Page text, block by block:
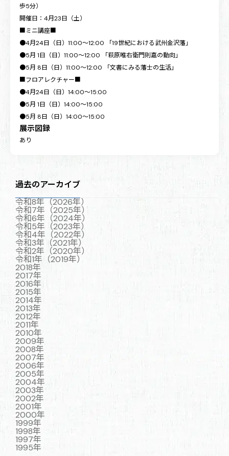
歩5分）
開催日：4月23日（土）
■ミニ講座■
●4月24日（日）11:00～12:00 「19世紀における武州金沢藩」
●5月 1日（日）11:00～12:00 「萩原唯右衛門則嘉の動向」
●5月 8日（日）11:00～12:00 「文書にみる藩士の生活」
■フロアレクチャー■
●4月24日（日）14:00～15:00
●5月 1日（日）14:00～15:00
●5月 8日（日）14:00～15:00
展示図録
あり
過去のアーカイブ
令和8年（2026年）
令和7年（2025年）
令和6年（2024年）
令和5年（2023年）
令和4年（2022年）
令和3年（2021年）
令和2年（2020年）
令和1年（2019年）
2018年
2017年
2016年
2015年
2014年
2013年
2012年
2011年
2010年
2009年
2008年
2007年
2006年
2005年
2004年
2003年
2002年
2001年
2000年
1999年
1998年
1997年
1995年